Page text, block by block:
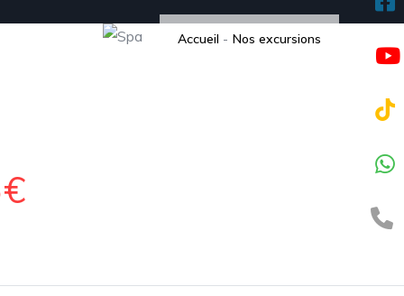
Accueil - Nos excursions